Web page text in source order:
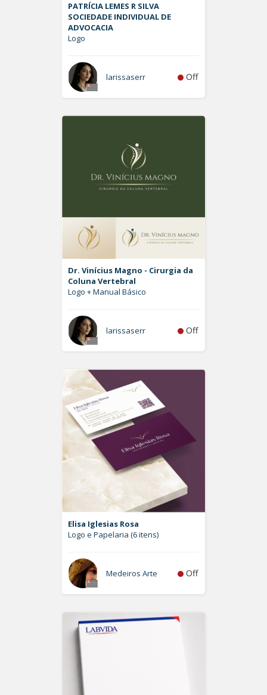
PATRÍCIA LEMES R SILVA
SOCIEDADE INDIVIDUAL DE
ADVOCACIA
Logo
larissaserr Off
Dr. Vinícius Magno - Cirurgia da
Coluna Vertebral
Logo + Manual Básico
larissaserr Off
Elisa Iglesias Rosa
Logo e Papelaria (6 itens)
Medeiros Arte Off